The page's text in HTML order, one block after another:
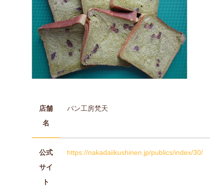
店舗
名
パン工房梵天
公式
サイ
ト
https://nakadaiikushinen.jp/publics/index/30/